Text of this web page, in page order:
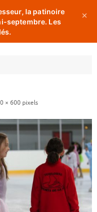
la patinoire
septembre. Les
✕
× 600 pixels